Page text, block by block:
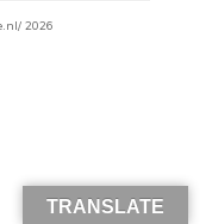
2026
TRANSLATE